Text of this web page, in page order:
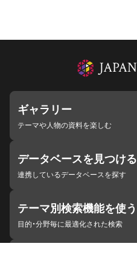
ギャラリー
テーマや人物の資料を楽しむ
データベースを見つける
連携しているデータベースを探す
テーマ別検索機能を使う
目的・分野毎に最適化された検索